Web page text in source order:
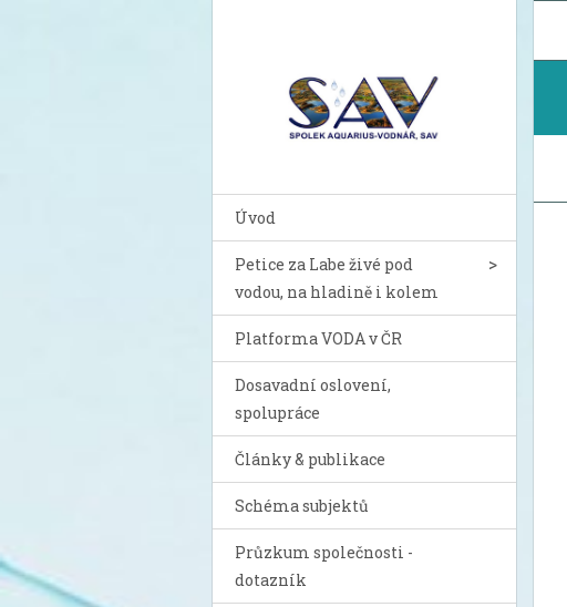
Úvod
Petice za Labe živé pod
vodou, na hladině i kolem
Platforma VODA v ČR
Dosavadní oslovení,
spolupráce
Články & publikace
Schéma subjektů
Průzkum společnosti -
dotazník